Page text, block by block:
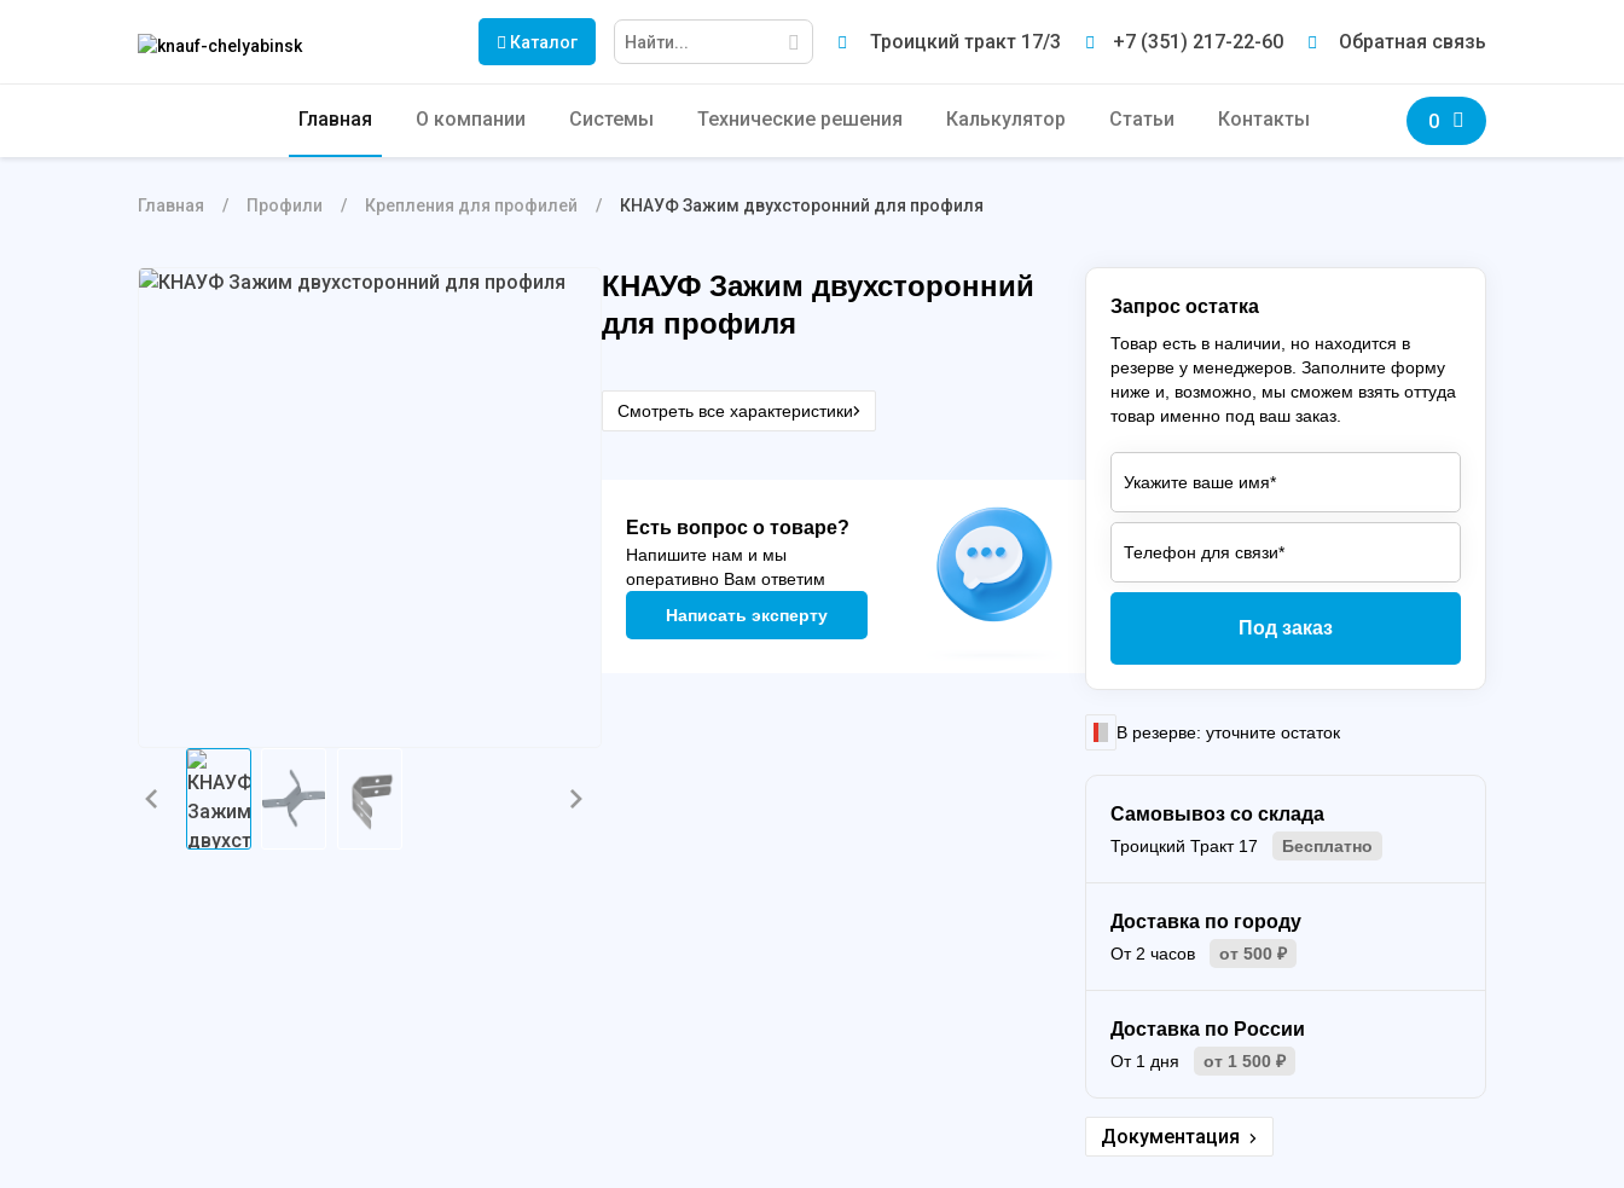
Каталог Троицкий тракт 17/3 +7 (351) 217-22-60 Обратная связь
Главная О компании Системы Технические решения Калькулятор Статьи Контакты 0
Главная Профили Крепления для профилей КНАУФ Зажим двухсторонний для профиля
КНАУФ Зажим двухсторонний
для профиля
Смотреть все характеристики
Есть вопрос о товаре?
Напишите нам и мы
оперативно Вам ответим
Написать эксперту
Запрос остатка
Товар есть в наличии, но находится в
резерве у менеджеров. Заполните форму
ниже и, возможно, мы сможем взять оттуда
товар именно под ваш заказ.
Под заказ
В резерве: уточните остаток
Самовывоз со склада
Троицкий Тракт 17 Бесплатно
Доставка по городу
От 2 часов от 500 ₽
Доставка по России
От 1 дня от 1 500 ₽
Документация